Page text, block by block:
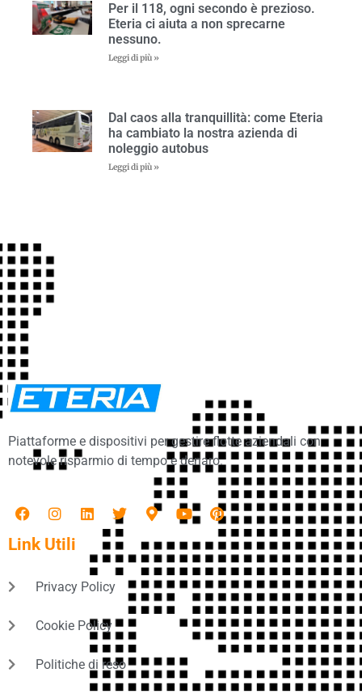
Per il 118, ogni secondo è prezioso.
Eteria ci aiuta a non sprecarne
nessuno.
Leggi di più »
Dal caos alla tranquillità: come Eteria
ha cambiato la nostra azienda di
noleggio autobus
Leggi di più »
Piattaforme e dispositivi per gestire flotte aziendali con
notevole risparmio di tempo e denaro.
Link Utili
Privacy Policy
Cookie Policy
Politiche di reso